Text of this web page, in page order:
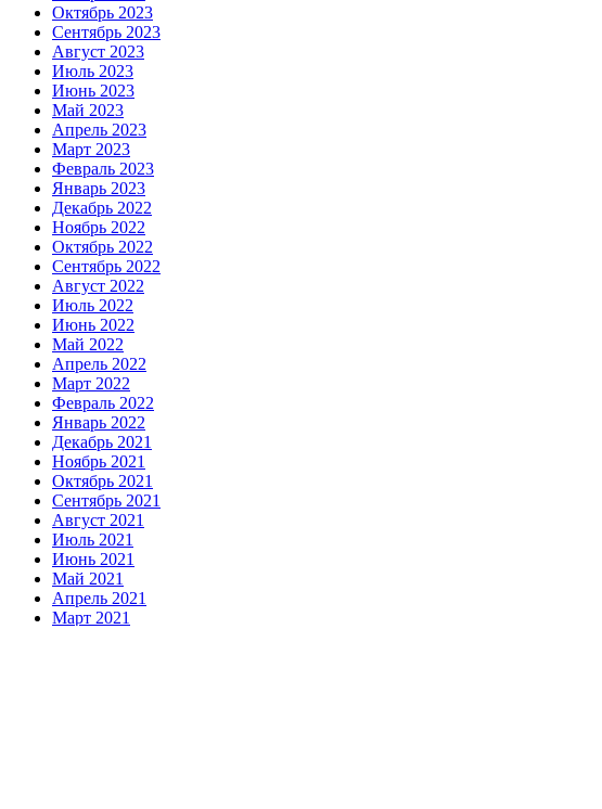
Октябрь 2023
Сентябрь 2023
Август 2023
Июль 2023
Июнь 2023
Май 2023
Апрель 2023
Март 2023
Февраль 2023
Январь 2023
Декабрь 2022
Ноябрь 2022
Октябрь 2022
Сентябрь 2022
Август 2022
Июль 2022
Июнь 2022
Май 2022
Апрель 2022
Март 2022
Февраль 2022
Январь 2022
Декабрь 2021
Ноябрь 2021
Октябрь 2021
Сентябрь 2021
Август 2021
Июль 2021
Июнь 2021
Май 2021
Апрель 2021
Март 2021